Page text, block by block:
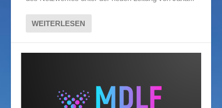
WEITERLESEN